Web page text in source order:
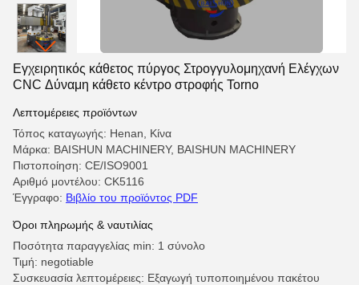
Εγχειρητικός κάθετος πύργος Στρογγυλομηχανή Ελέγχων
CNC Δύναμη κάθετο κέντρο στροφής Torno
Λεπτομέρειες προϊόντων
Τόπος καταγωγής: Henan, Κίνα
Μάρκα: BAISHUN MACHINERY, BAISHUN MACHINERY
Πιστοποίηση: CE/ISO9001
Αριθμό μοντέλου: CK5116
Έγγραφο: Βιβλίο του προϊόντος PDF
Όροι πληρωμής & ναυτιλίας
Ποσότητα παραγγελίας min: 1 σύνολο
Τιμή: negotiable
Συσκευασία λεπτομέρειες: Εξαγωγή τυποποιημένου πακέτου